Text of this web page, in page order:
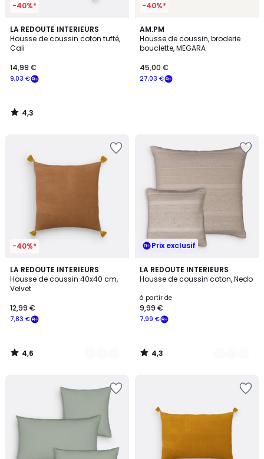
-40%*
LA REDOUTE INTERIEURS
Housse de coussin coton tufté,
Cali
9,03 €
14,99 €
4,3
/ 5
4,3
/
-40%*
AM.PM
Housse de coussin, broderie
bouclette, MEGARA
27,03 €
45,00 €
-40%*
LA REDOUTE INTERIEURS
Housse de coussin 40x40 cm,
Velvet
7,83 €
12,99 €
4,6
/ 5
10
Couleurs
4,6
/
Prix exclusif
LA REDOUTE INTERIEURS
Housse de coussin coton, Nedo
à partir de
7,99 €
9,99 €
4,3
/ 5
12
Couleurs
4,3
/